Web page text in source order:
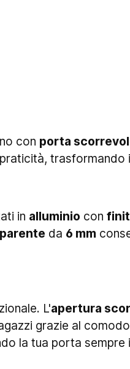
con porta
trasformando
in alluminio con
da 6 mm
L'apertura
grazie al
la tua porta